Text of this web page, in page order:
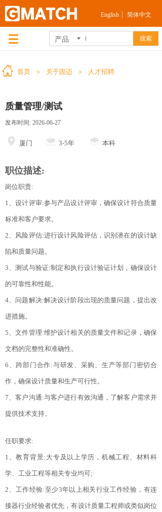
English 简体中文
产品 搜索
首页 ＞ 关于固迈 ＞ 人才招聘
质量管理/测试
发布时间: 2026-06-27
厦门 3-5年 本科
职位描述:
岗位职责:
1、设计评审:参与产品设计评审，确保设计符合质量
标准和客户要求。
2、风险评估:进行设计风险评估，识别潜在的设计缺
陷和质量问题。
3、测试与验证:制定和执行设计验证计划，确保设计
的可靠性和性能。
4、问题解决:解决设计阶段出现的质量问题，提出改
进措施。
5、文件管理:维护设计相关的质量文件和记录，确保
文档的完整性和准确性。
6、跨部门合作:与研发、采购、生产等部门密切合
作，确保设计质量和生产可行性。
7、客户沟通:与客户进行有效沟通，了解客户需求并
提供技术支持。
任职要求:
1、教育背景:大专及以上学历，机械工程、材料科
学、工业工程等相关专业均可;
2、工作经验:至少3年以上相关行业工作经验，有连
接器行业经验者优先，有设计质量工程师或类似岗位